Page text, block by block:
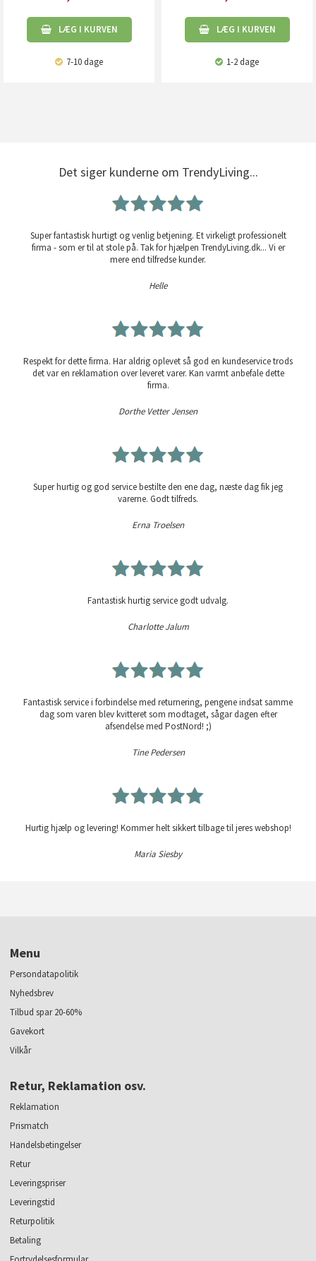
LÆG I KURVEN
7-10 dage
LÆG I KURVEN
1-2 dage
Det siger kunderne om TrendyLiving...
Super fantastisk hurtigt og venlig betjening. Et virkeligt professionelt
firma - som er til at stole på. Tak for hjælpen TrendyLiving.dk... Vi er
mere end tilfredse kunder.
Helle
Respekt for dette firma. Har aldrig oplevet så god en kundeservice trods
det var en reklamation over leveret varer. Kan varmt anbefale dette
firma.
Dorthe Vetter Jensen
Super hurtig og god service bestilte den ene dag, næste dag fik jeg
varerne. Godt tilfreds.
Erna Troelsen
Fantastisk hurtig service godt udvalg.
Charlotte Jalum
Fantastisk service i forbindelse med returnering, pengene indsat samme
dag som varen blev kvitteret som modtaget, sågar dagen efter
afsendelse med PostNord! ;)
Tine Pedersen
Hurtig hjælp og levering! Kommer helt sikkert tilbage til jeres webshop!
Maria Siesby
Menu
Persondatapolitik
Nyhedsbrev
Tilbud spar 20-60%
Gavekort
Vilkår
Retur, Reklamation osv.
Reklamation
Prismatch
Handelsbetingelser
Retur
Leveringspriser
Leveringstid
Returpolitik
Betaling